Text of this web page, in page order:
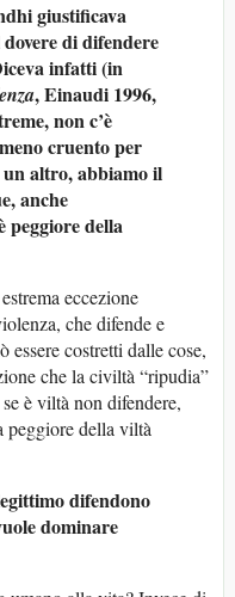
giustificava
di difendere
infatti (in
, Einaudi 1996,
non c’è
cruento per
altro, abbiamo il
anche
peggiore della
eccezione
che difende e
costretti dalle cose,
che la civiltà “ripudia”
è viltà non difendere,
peggiore della viltà
difendono
dominare